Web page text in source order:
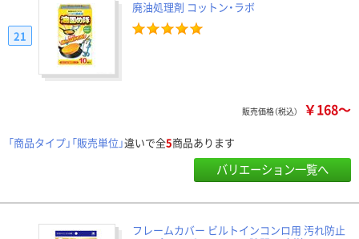
廃油処理剤 コットン・ラボ
21
販売価格（税込） ￥168～
「商品タイプ」「販売単位」違いで全5商品あります
バリエーション一覧へ
フレームカバー ビルトインコンロ用 汚れ防止